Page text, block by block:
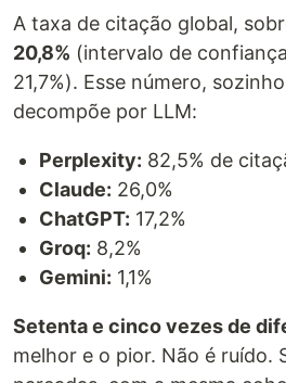
A taxa de citação global,
20,8% (intervalo de
21,7%). Esse número,
decompõe por LLM:
Perplexity: 82,5% de
Claude: 26,0%
ChatGPT: 17,2%
Groq: 8,2%
Gemini: 1,1%
Setenta e cinco vezes de
melhor e o pior. Não é ruído.